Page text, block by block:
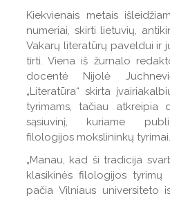
Kiekvienais metais
numeriai, skirti lietuvių,
Vakarų literatūrų paveldui ir
tirti. Viena iš žurnalo
docentė Nijolė
„Literatūra“ skirta
tyrimams, tačiau atkreipia
sąsiuvinį, kuriame
filologijos mokslininkų tyrimai.
„Manau, kad ši tradicija
klasikinės filologijos
pačia Vilniaus universiteto